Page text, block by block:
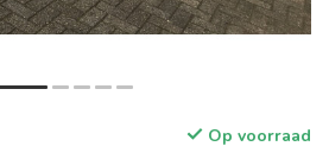
Op voorraad